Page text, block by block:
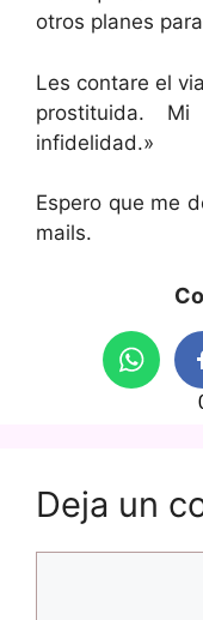
otros planes
Les contare el
prostituida.
infidelidad.»
Espero que me
mails.
Deja un